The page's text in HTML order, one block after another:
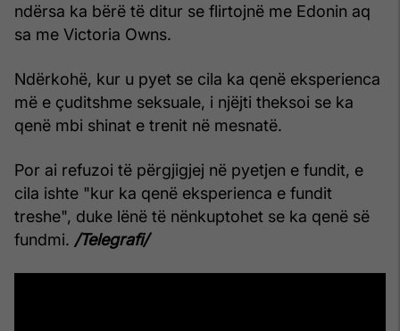
ndërsa ka bërë të ditur se flirtojnë me Edonin aq
sa me Victoria Owns.
Ndërkohë, kur u pyet se cila ka qenë eksperienca
më e çuditshme seksuale, i njëjti theksoi se ka
qenë mbi shinat e trenit në mesnatë.
Por ai refuzoi të përgjigjej në pyetjen e fundit, e
cila ishte "kur ka qenë eksperienca e fundit
treshe", duke lënë të nënkuptohet se ka qenë së
fundmi. /Telegrafi/